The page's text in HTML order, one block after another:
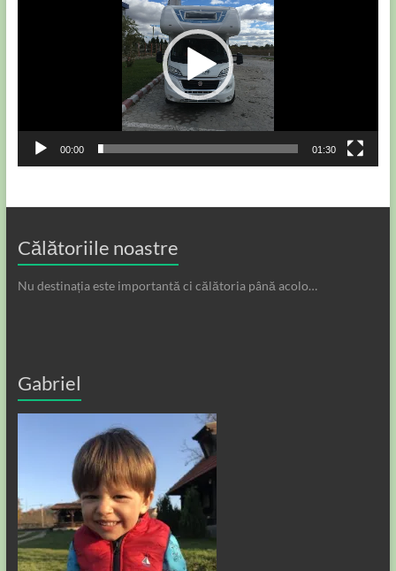
00:00 01:30
Călătoriile noastre
Nu destinația este importantă ci călătoria până acolo…
Gabriel